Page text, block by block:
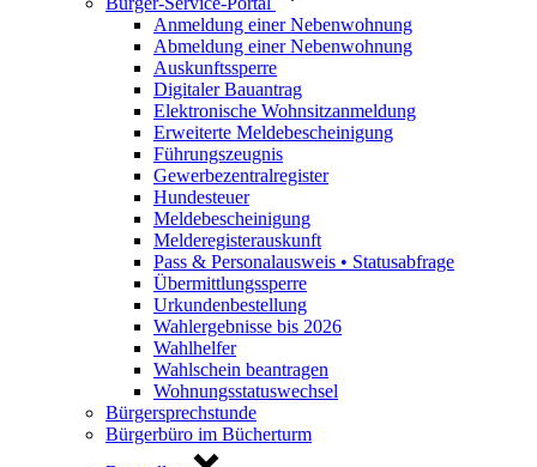
Anmeldung einer Nebenwohnung
Abmeldung einer Nebenwohnung
Auskunftssperre
Digitaler Bauantrag
Elektronische Wohnsitzanmeldung
Erweiterte Meldebescheinigung
Führungszeugnis
Gewerbezentralregister
Hundesteuer
Meldebescheinigung
Melderegisterauskunft
Pass & Personalausweis • Statusabfrage
Übermittlungssperre
Urkundenbestellung
Wahlergebnisse bis 2026
Wahlhelfer
Wahlschein beantragen
Wohnungsstatuswechsel
Bürgersprechstunde
Bürgerbüro im Bücherturm